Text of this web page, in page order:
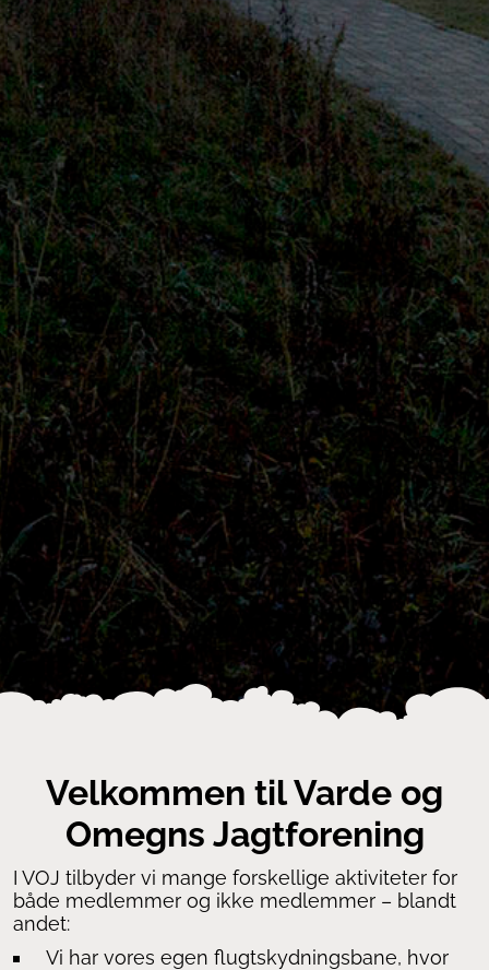
Velkommen til Varde og
Omegns Jagtforening
I VOJ tilbyder vi mange forskellige aktiviteter for
både medlemmer og ikke medlemmer – blandt
andet:
Vi har vores egen flugtskydningsbane, hvor